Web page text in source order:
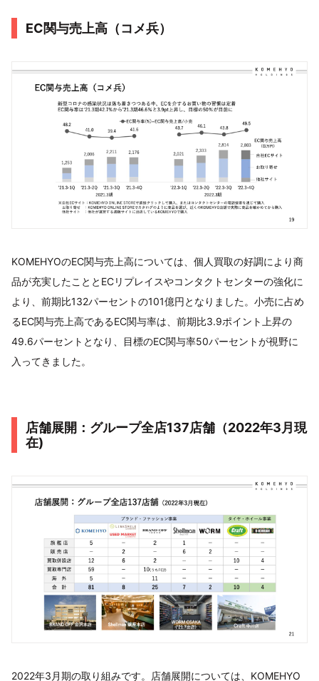
EC関与売上高（コメ兵）
KOMEHYOのEC関与売上高については、個人買取の好調により商
品が充実したこととECリプレイスやコンタクトセンターの強化に
より、前期比132パーセントの101億円となりました。小売に占め
るEC関与売上高であるEC関与率は、前期比3.9ポイント上昇の
49.6パーセントとなり、目標のEC関与率50パーセントが視野に
入ってきました。
店舗展開：グループ全店137店舗（2022年3月現
在)
2022年3月期の取り組みです。店舗展開については、KOMEHYO